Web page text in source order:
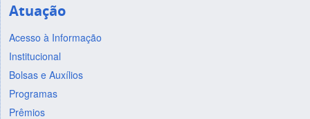
Atuação
Acesso à Informação
Institucional
Bolsas e Auxílios
Programas
Prêmios